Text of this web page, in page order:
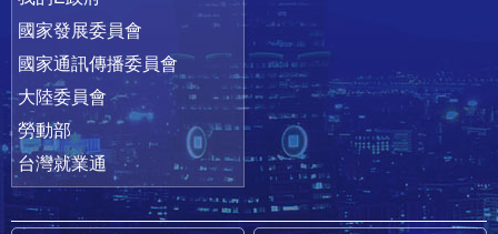
國家發展委員會
國家通訊傳播委員會
大陸委員會
勞動部
台灣就業通